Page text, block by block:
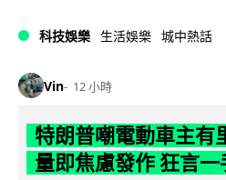
科技娛樂 生活娛樂 城中熱話
Vin 12 小時
特朗普嘲電動車主有
量即焦慮發作 狂言